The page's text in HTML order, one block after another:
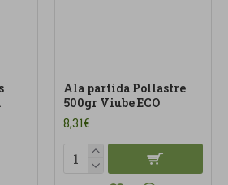
Ala partida Pollastre
500gr Viube ECO
8,31€